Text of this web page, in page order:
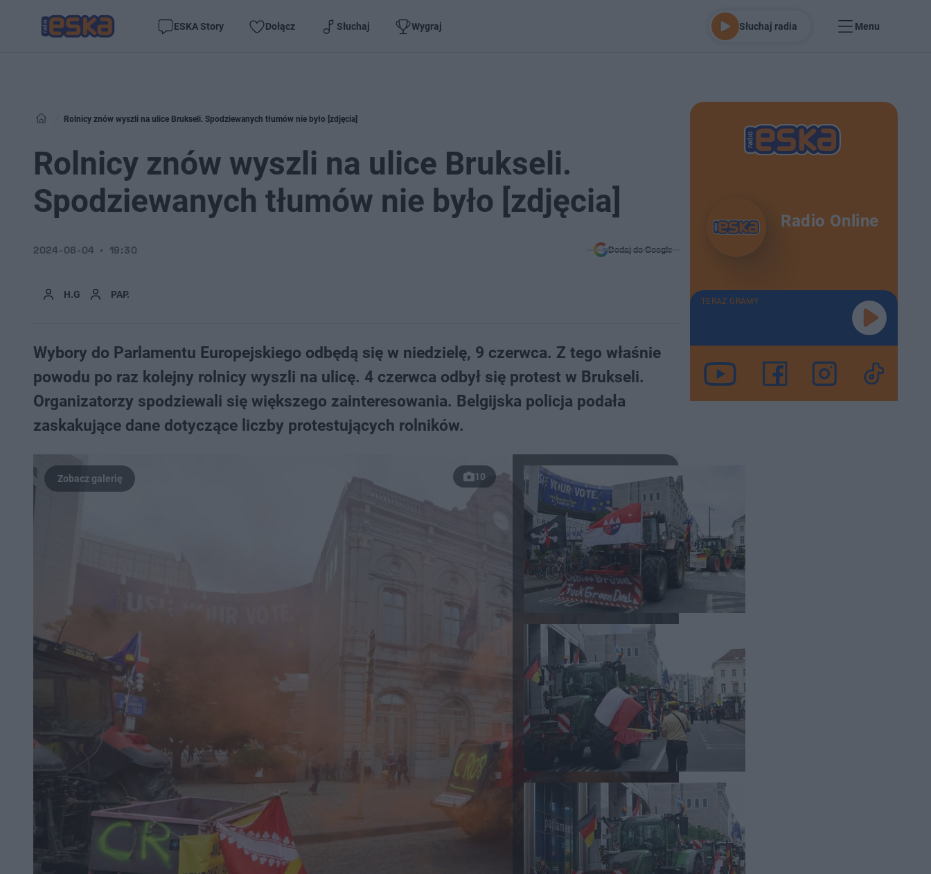
ESKA Story Dołącz Słuchaj Wygraj Słuchaj radia Menu
Rolnicy znów wyszli na ulice Brukseli. Spodziewanych tłumów nie było [zdjęcia]
Rolnicy znów wyszli na ulice Brukseli.
Spodziewanych tłumów nie było [zdjęcia]
H.G PAP.
2024-06-04 19:30 Dodaj do Google
Wybory do Parlamentu Europejskiego odbędą się w niedzielę, 9 czerwca. Z tego właśnie
powodu po raz kolejny rolnicy wyszli na ulicę. 4 czerwca odbył się protest w Brukseli.
Organizatorzy spodziewali się większego zainteresowania. Belgijska policja podała
zaskakujące dane dotyczące liczby protestujących rolników.
10
Radio Online
TERAZ GRAMY